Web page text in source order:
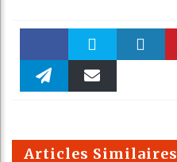
Faceboo Twitter
m
Articles Similaires